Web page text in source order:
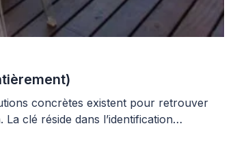
concrètes existent pour retrouver
clé réside dans l’identification